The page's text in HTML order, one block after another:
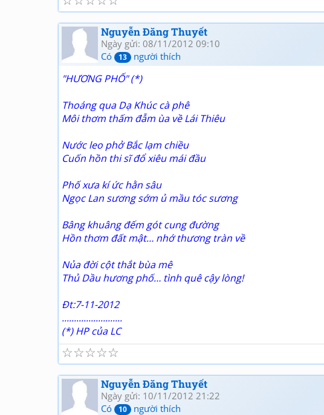
Nguyễn Đăng Thuyết
Ngày gửi: 08/11/2012 09:10
Có
13 người thích
"HƯƠNG PHỐ" (*)
Thoáng qua Dạ Khúc cà phê
Môi thơm thấm đẫm ùa về Lái Thiêu
Nước leo phở Bắc lạm chiều
Cuốn hồn thi sĩ đổ xiêu mái đầu
Phố xưa kí ức hằn sâu
Ngọc Lan sương sớm ủ mầu tóc sương
Bâng khuâng đếm gót cung đường
Hồn thơm đất mật… nhớ thương tràn về
Nủa đời cột thắt bùa mê
Thủ Dầu hương phố… tình quê cậy lòng!
Đt:7-11-2012
.........................
(*) HP của LC
☆
☆
☆
☆
☆
Nguyễn Đăng Thuyết
Ngày gửi: 10/11/2012 21:22
Có
10 người thích